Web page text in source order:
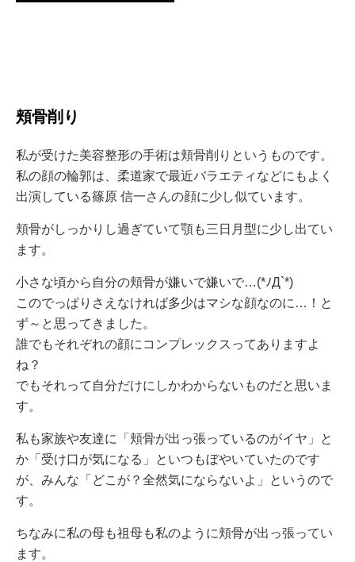
頬骨削り
私が受けた美容整形の手術は頬骨削りというものです。
私の顔の輪郭は、柔道家で最近バラエティなどにもよく
出演している篠原 信一さんの顔に少し似ています。
頬骨がしっかりし過ぎていて顎も三日月型に少し出てい
ます。
小さな頃から自分の頬骨が嫌いで嫌いで…(*ﾉД`*)
このでっぱりさえなければ多少はマシな顔なのに…！と
ず～と思ってきました。
誰でもそれぞれの顔にコンプレックスってありますよ
ね？
でもそれって自分だけにしかわからないものだと思いま
す。
私も家族や友達に「頬骨が出っ張っているのがイヤ」と
か「受け口が気になる」といつもぼやいていたのです
が、みんな「どこが？全然気にならないよ」というので
す。
ちなみに私の母も祖母も私のように頬骨が出っ張ってい
ます。